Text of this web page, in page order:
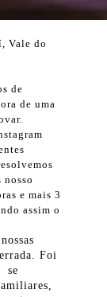
Vale do
de
de uma
nosso
e mais 3
assim o
Foi
se